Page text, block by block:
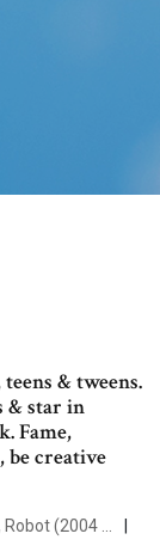
& tweens.
& star in
Fame,
be creative
(2004 ...